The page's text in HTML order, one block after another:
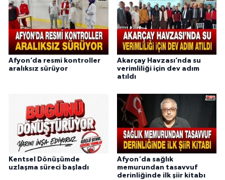
Afyon’da resmi kontroller
aralıksız sürüyor
Akarçay Havzası’nda su
verimliliği için dev adım
atıldı
Kentsel Dönüşümde
uzlaşma süreci başladı
Afyon'da sağlık
memurundan tasavvuf
derinliğinde ilk şiir kitabı